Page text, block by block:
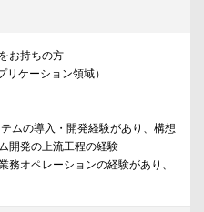
お持ちの方
ケーション領域）
ムの導入・開発経験があり、構想
開発の上流工程の経験
オペレーションの経験があり、